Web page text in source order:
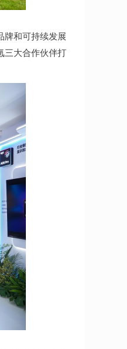
和可持续发展
三大合作伙伴打